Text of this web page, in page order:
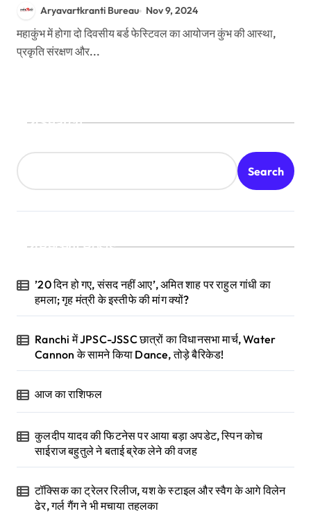
Aryavartkranti Bureau Nov 9, 2024
महाकुंभ में होगा दो दिवसीय बर्ड फेस्टिवल का आयोजन कुंभ की आस्था,
प्रकृति संरक्षण और...
Search
Search
Recent Posts
’20 दिन हो गए, संसद नहीं आए’, अमित शाह पर राहुल गांधी का
हमला; गृह मंत्री के इस्तीफे की मांग क्यों?
Ranchi में JPSC-JSSC छात्रों का विधानसभा मार्च, Water
Cannon के सामने किया Dance, तोड़े बैरिकेड!
आज का राशिफल
कुलदीप यादव की फिटनेस पर आया बड़ा अपडेट, स्पिन कोच
साईराज बहुतुले ने बताई ब्रेक लेने की वजह
टॉक्सिक का ट्रेलर रिलीज, यश के स्टाइल और स्वैग के आगे विलेन
ढेर, गर्ल गैंग ने भी मचाया तहलका